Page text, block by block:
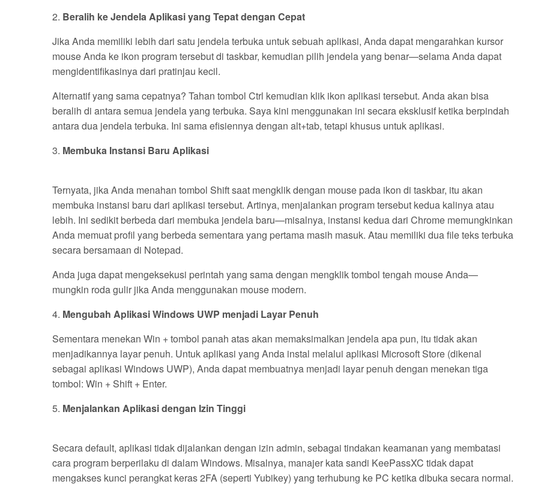
2. Beralih ke Jendela Aplikasi yang Tepat dengan Cepat
Jika Anda memiliki lebih dari satu jendela terbuka untuk sebuah aplikasi, Anda dapat mengarahkan kursor
mouse Anda ke ikon program tersebut di taskbar, kemudian pilih jendela yang benar—selama Anda dapat
mengidentifikasinya dari pratinjau kecil.
Alternatif yang sama cepatnya? Tahan tombol Ctrl kemudian klik ikon aplikasi tersebut. Anda akan bisa
beralih di antara semua jendela yang terbuka. Saya kini menggunakan ini secara eksklusif ketika berpindah
antara dua jendela terbuka. Ini sama efisiennya dengan alt+tab, tetapi khusus untuk aplikasi.
3. Membuka Instansi Baru Aplikasi
Ternyata, jika Anda menahan tombol Shift saat mengklik dengan mouse pada ikon di taskbar, itu akan
membuka instansi baru dari aplikasi tersebut. Artinya, menjalankan program tersebut kedua kalinya atau
lebih. Ini sedikit berbeda dari membuka jendela baru—misalnya, instansi kedua dari Chrome memungkinkan
Anda memuat profil yang berbeda sementara yang pertama masih masuk. Atau memiliki dua file teks terbuka
secara bersamaan di Notepad.
Anda juga dapat mengeksekusi perintah yang sama dengan mengklik tombol tengah mouse Anda—
mungkin roda gulir jika Anda menggunakan mouse modern.
4. Mengubah Aplikasi Windows UWP menjadi Layar Penuh
Sementara menekan Win + tombol panah atas akan memaksimalkan jendela apa pun, itu tidak akan
menjadikannya layar penuh. Untuk aplikasi yang Anda instal melalui aplikasi Microsoft Store (dikenal
sebagai aplikasi Windows UWP), Anda dapat membuatnya menjadi layar penuh dengan menekan tiga
tombol: Win + Shift + Enter.
5. Menjalankan Aplikasi dengan Izin Tinggi
Secara default, aplikasi tidak dijalankan dengan izin admin, sebagai tindakan keamanan yang membatasi
cara program berperilaku di dalam Windows. Misalnya, manajer kata sandi KeePassXC tidak dapat
mengakses kunci perangkat keras 2FA (seperti Yubikey) yang terhubung ke PC ketika dibuka secara normal.